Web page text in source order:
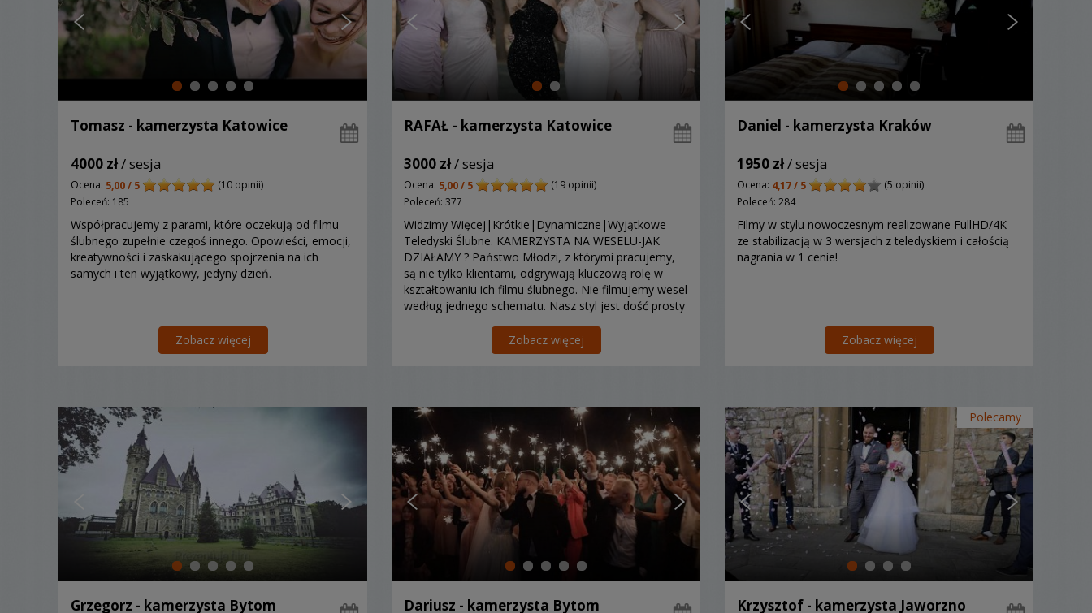
Tomasz - kamerzysta Katowice
4000 zł/ sesja
Ocena: 5,00 / 5
(10 opinii)
Poleceń: 185
Współpracujemy z parami, które oczekują od filmu
ślubnego zupełnie czegoś innego. Opowieści, emocji,
kreatywności i zaskakującego spojrzenia na ich
samych i ten wyjątkowy, jedyny dzień.
Zobacz więcej
RAFAŁ - kamerzysta Katowice
3000 zł/ sesja
Ocena: 5,00 / 5
(19 opinii)
Poleceń: 377
Widzimy Więcej|Krótkie|Dynamiczne|Wyjątkowe
Teledyski Ślubne. KAMERZYSTA NA WESELU-JAK
DZIAŁAMY ? Państwo Młodzi, z którymi pracujemy,
są nie tylko klientami, odgrywają kluczową rolę w
kształtowaniu ich filmu ślubnego. Nie filmujemy wesel
według jednego schematu. Nasz styl jest dość prosty
Zobacz więcej
Daniel - kamerzysta Kraków
1950 zł/ sesja
Ocena: 4,17 / 5
(5 opinii)
Poleceń: 284
Filmy w stylu nowoczesnym realizowane FullHD/4K
ze stabilizacją w 3 wersjach z teledyskiem i całością
nagrania w 1 cenie!
Zobacz więcej
Grzegorz - kamerzysta Bytom Dariusz - kamerzysta Bytom
Polecamy
Krzysztof - kamerzysta Jaworzno